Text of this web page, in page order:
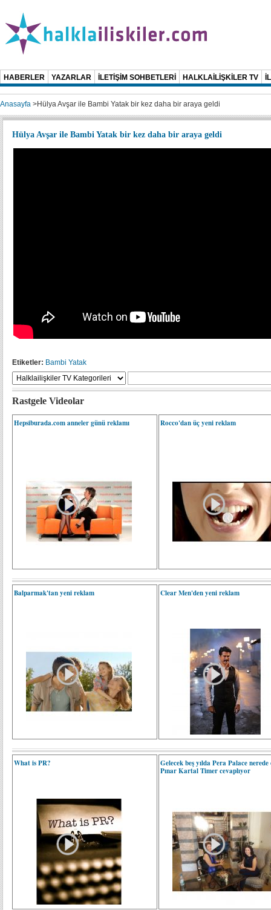
HABERLER YAZARLAR İLETİŞİM SOHBETLERİ HALKLAİLİŞKİLER TV
Anasayfa >Hülya Avşar ile Bambi Yatak bir kez daha bir araya geldi
Hülya Avşar ile Bambi Yatak bir kez daha bir araya geldi
Etiketler: Bambi Yatak
Rastgele Videolar
Hepsiburada.com anneler günü reklamı Rocco'dan üç yeni reklam
Balparmak'tan yeni reklam Clear Men'den yeni reklam
What is PR?
Gelecek beş yılda Pera Palace
Pınar Kartal Timer cevaplıyor